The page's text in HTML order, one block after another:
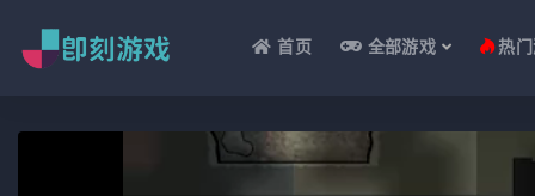
首页 全部游戏 热